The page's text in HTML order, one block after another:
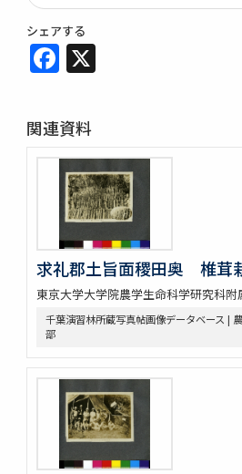
シェアする
Facebook
関連資料
求礼郡土旨面稷田奥 椎茸
東京大学大学院農学生命科学研究科附
千葉演習林所蔵写真帖画像データベース |
部